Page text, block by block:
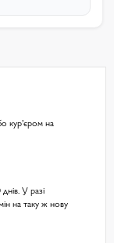
курʼєром на
У разі
на таку ж нову